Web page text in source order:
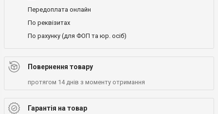
Передоплата онлайн
По реквізитах
По рахунку (для ФОП та юр. осіб)
Повернення товару
протягом 14 днів з моменту отримання
Гарантія на товар